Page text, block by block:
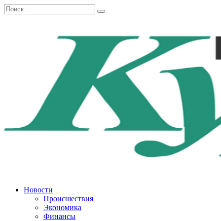
Перейти
к
Search
for:
Новости
Происшествия
Экономика
Финансы